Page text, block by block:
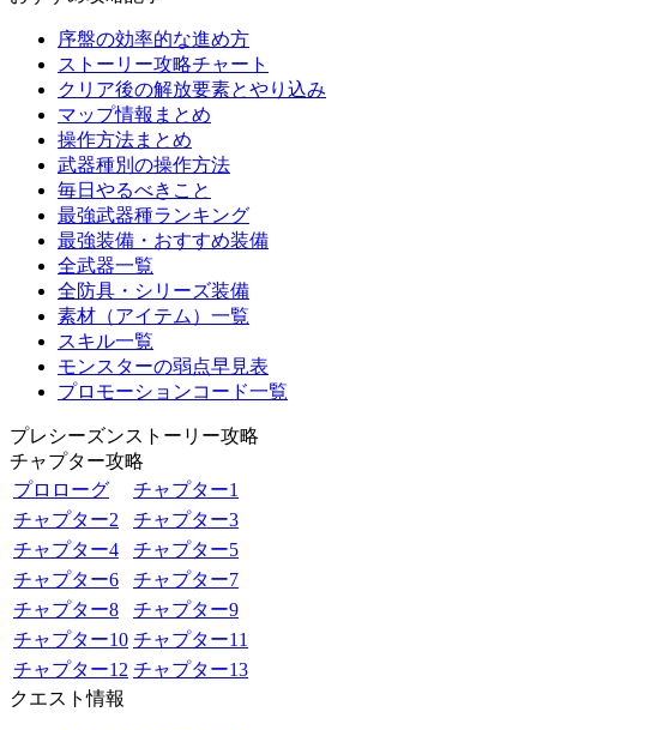
序盤の効率的な進め方
ストーリー攻略チャート
クリア後の解放要素とやり込み
マップ情報まとめ
操作方法まとめ
武器種別の操作方法
毎日やるべきこと
最強武器種ランキング
最強装備・おすすめ装備
全武器一覧
全防具・シリーズ装備
素材（アイテム）一覧
スキル一覧
モンスターの弱点早見表
プロモーションコード一覧
プレシーズンストーリー攻略
チャプター攻略
プロローグ
チャプター1
チャプター2
チャプター3
チャプター4
チャプター5
チャプター6
チャプター7
チャプター8
チャプター9
チャプター10 チャプター11
チャプター12 チャプター13
クエスト情報